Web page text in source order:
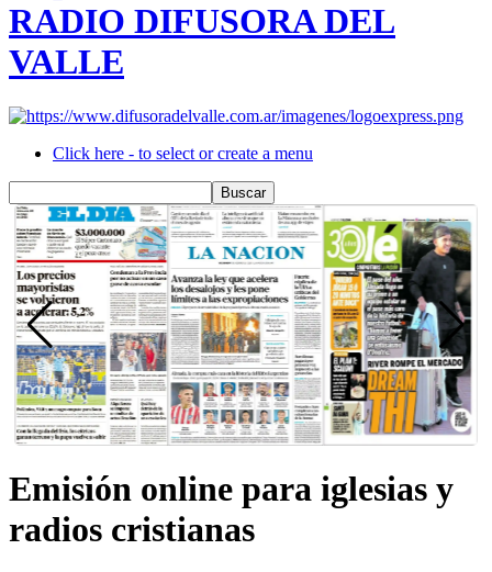
RADIO DIFUSORA DEL
VALLE
Click here - to select or create a menu
Emisión online para iglesias y
radios cristianas